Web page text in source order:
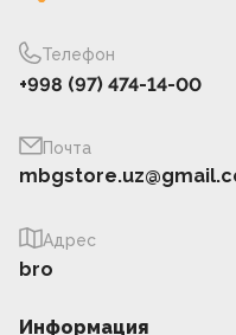
Телефон
+998 (97) 474-14-00
Почта
Адрес
bro
Информация